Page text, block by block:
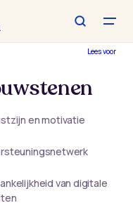
Lees voor
en motivatie
van digitale